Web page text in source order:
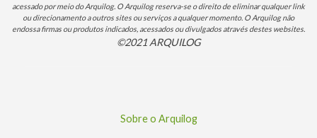
acessado por meio do Arquilog. O Arquilog reserva-se o direito de eliminar qualquer link
ou direcionamento a outros sites ou serviços a qualquer momento. O Arquilog não
endossa firmas ou produtos indicados, acessados ou divulgados através destes websites.
©2021 ARQUILOG
Sobre o Arquilog